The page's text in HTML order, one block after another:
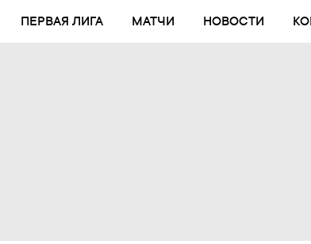
ПЕРВАЯ ЛИГА МАТЧИ НОВОСТИ